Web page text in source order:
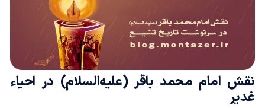
نقش امام محمد باقر(علیه‌السلام) در احیاء
غدیر